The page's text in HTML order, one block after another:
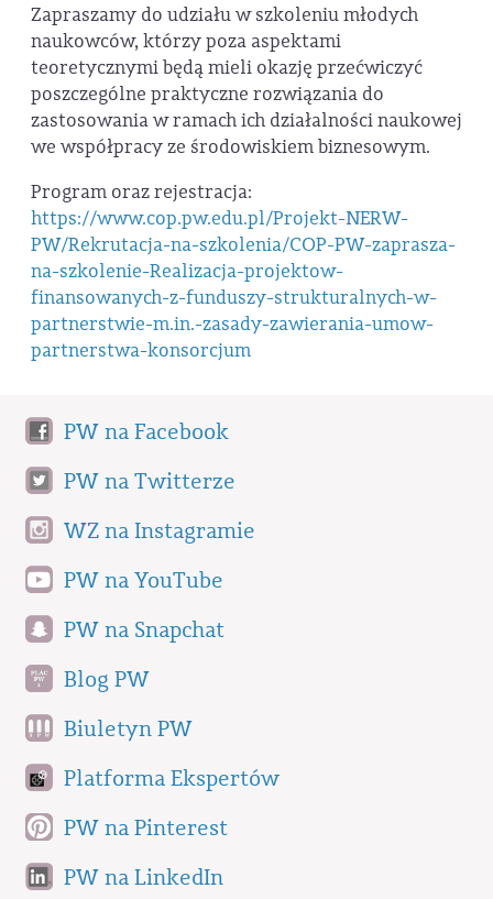
Zapraszamy do udziału w szkoleniu młodych
naukowców, którzy poza aspektami
teoretycznymi będą mieli okazję przećwiczyć
poszczególne praktyczne rozwiązania do
zastosowania w ramach ich działalności naukowej
we współpracy ze środowiskiem biznesowym.
Program oraz rejestracja:
https://www.cop.pw.edu.pl/Projekt-NERW-
PW/Rekrutacja-na-szkolenia/COP-PW-zaprasza-
na-szkolenie-Realizacja-projektow-
finansowanych-z-funduszy-strukturalnych-w-
partnerstwie-m.in.-zasady-zawierania-umow-
partnerstwa-konsorcjum
PW na Facebook
PW na Twitterze
WZ na Instagramie
PW na YouTube
PW na Snapchat
Blog PW
Biuletyn PW
Platforma Ekspertów
PW na Pinterest
PW na LinkedIn